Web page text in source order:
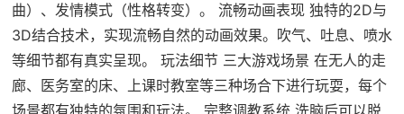
曲）、发情模式（性格转变）。 流畅动画表现 独特的2D与
3D结合技术，实现流畅自然的动画效果。吹气、吐息、喷水
等细节都有真实呈现。 玩法细节 三大游戏场景 在无人的走
廊、医务室的床、上课时教室等三种场合下进行玩耍，每个